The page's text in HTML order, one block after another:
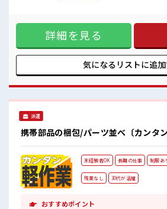
≫ 新しいことにチャレンジするの
く環境が整っています！ イチからス
指していきましょう！ ≪自分に合
生が整った派遣のお仕事です！ ■職場の雰囲気 少人数でアッ
トホームな雰囲気の職場！ 20代活
す☆ 休憩室で自分タイム！ のんび
詳細を見る
気になるリストに追
派遣
携帯部品の梱包/パーツ並べ〔カンタ
未経験者OK 長期の仕事 制服あ
残業なし 30代が活躍
おすすめポイント